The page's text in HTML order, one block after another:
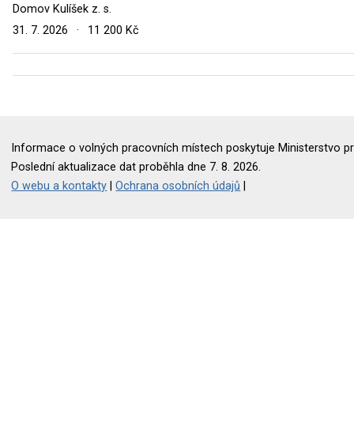
Domov Kulíšek z. s.
31. 7. 2026
· 11 200 Kč
Informace o volných pracovních místech poskytuje Ministerstvo
Poslední aktualizace dat proběhla dne 7. 8. 2026.
O webu a kontakty |Ochrana osobních údajů